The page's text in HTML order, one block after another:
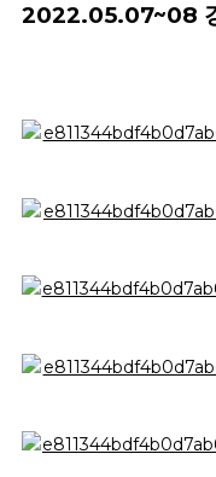
2022.05.07~08